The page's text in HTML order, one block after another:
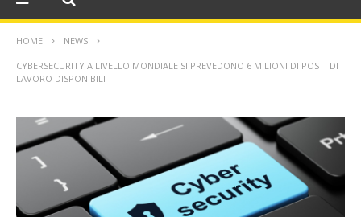
HOME NEWS
CYBERSECURITY A LIVELLO MONDIALE SI PREVEDONO 6 MILIONI DI POSTI DI
LAVORO DISPONIBILI